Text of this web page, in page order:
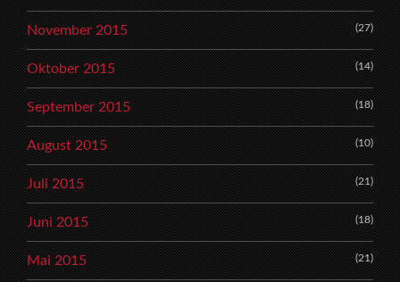
November 2015 (27)
Oktober 2015 (14)
September 2015 (18)
August 2015 (10)
Juli 2015 (21)
Juni 2015 (18)
Mai 2015 (21)